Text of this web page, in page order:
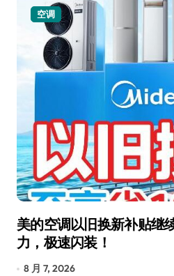
空调
美的空调以旧换新补贴继
力，极速闪装！
8 月 7, 2026